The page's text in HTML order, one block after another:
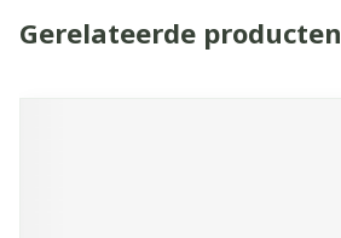
Gerelateerde producten